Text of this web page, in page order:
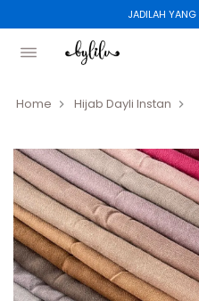
Home Hijab Dayli Instan